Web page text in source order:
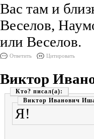
Вас там и
Веселов,
или Веселов.
Ответить Цитировать
Виктор
Кто?
Виктор Иванович
Я!